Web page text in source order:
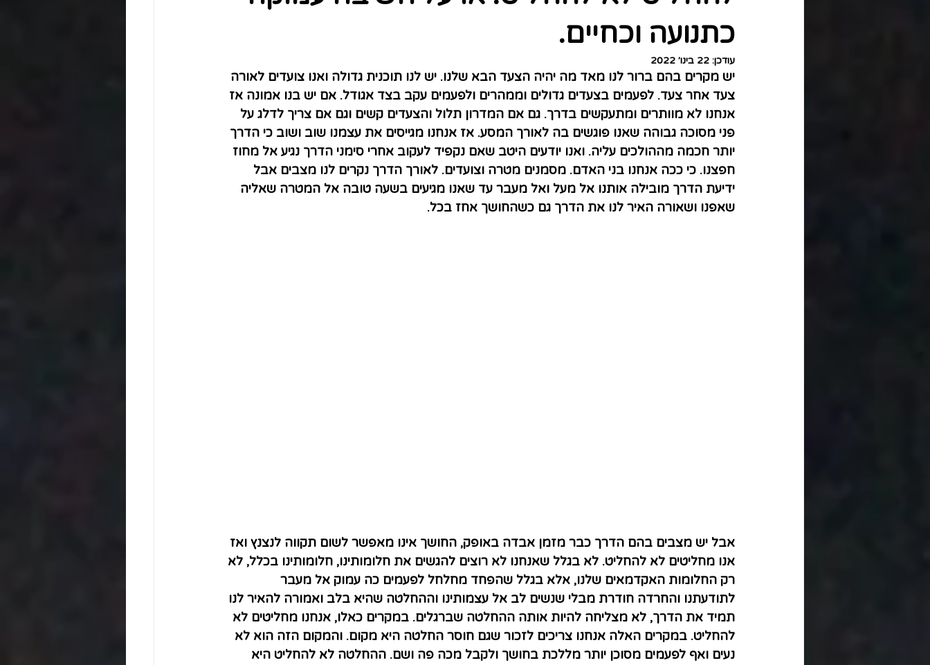
כתנועה וכחיים.
עודכן: 22 בינו׳ 2022
יש מקרים בהם ברור לנו מאד מה יהיה הצעד הבא שלנו. יש לנו תוכנית גדולה ואנו צועדים לאורה
צעד אחר צעד. לפעמים בצעדים גדולים וממהרים ולפעמים עקב בצד אגודל. אם יש בנו אמונה אז
אנחנו לא מוותרים ומתעקשים בדרך. גם אם המדרון תלול והצעדים קשים וגם אם צריך לדלג על
פני מסוכה גבוהה שאנו פוגשים בה לאורך המסע. אז אנחנו מגייסים את עצמנו שוב ושוב כי הדרך
יותר חכמה מההולכים עליה. ואנו יודעים היטב שאם נקפיד לעקוב אחרי סימני הדרך נגיע אל מחוז
חפצנו. כי ככה אנחנו בני האדם. מסמנים מטרה וצועדים. לאורך הדרך נקרים לנו מצבים אבל
ידיעת הדרך מובילה אותנו אל מעל ואל מעבר עד שאנו מגיעים בשעה טובה אל המטרה שאליה
שאפנו ושאורה האיר לנו את הדרך גם כשהחושך אחז בכל.
אבל יש מצבים בהם הדרך כבר מזמן אבדה באופק, החושך אינו מאפשר לשום תקווה לנצנץ ואז
אנו מחליטים לא להחליט. לא בגלל שאנחנו לא רוצים להגשים את חלומותינו, חלומותינו בכלל, לא
רק החלומות האקדמאים שלנו, אלא בגלל שהפחד מחלחל לפעמים כה עמוק אל מעבר
לתודעתנו והחרדה חודרת מבלי שנשים לב אל עצמותינו וההחלטה שהיא בלב ואמורה להאיר לנו
תמיד את הדרך, לא מצליחה להיות אותה ההחלטה שברגלים. במקרים כאלו, אנחנו מחליטים לא
להחליט. במקרים האלה אנחנו צריכים לזכור שגם חוסר החלטה היא מקום. והמקום הזה הוא לא
נעים ואף לפעמים מסוכן יותר מללכת בחושך ולקבל מכה פה ושם. ההחלטה לא להחליט היא